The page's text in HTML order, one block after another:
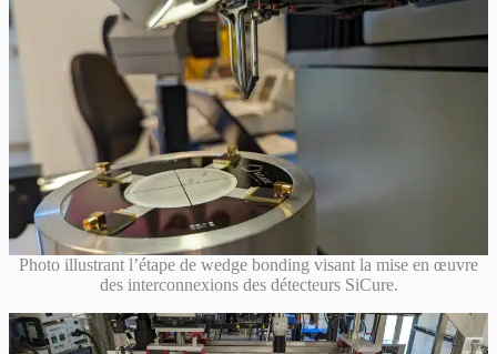
Photo illustrant l’étape de wedge bonding visant la mise en œuvre
des interconnexions des détecteurs SiCure.